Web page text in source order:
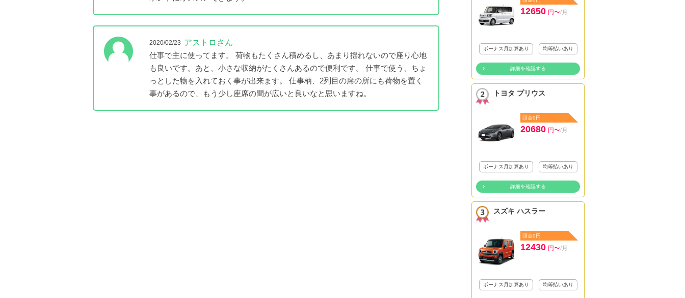
2020/02/23 アストロさん
仕事で主に使ってます。 荷物もたくさん積めるし、あまり揺れないので座り心地
も良いです。あと、小さな収納がたくさんあるので便利です。 仕事で使う、ちょ
っとした物を入れておく事が出来ます。 仕事柄、2列目の席の所にも荷物を置く
事があるので、もう少し座席の間が広いと良いなと思いますね。
12650 円〜/月
ボーナス月加算あり 均等払いあり
詳細を確認する
トヨタ プリウス
頭金0円
20680 円〜/月
ボーナス月加算あり 均等払いあり
詳細を確認する
スズキ ハスラー
頭金0円
12430 円〜/月
ボーナス月加算あり 均等払いあり